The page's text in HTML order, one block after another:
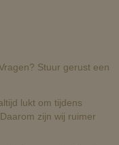
Stuur gerust een
lukt om tijdens
zijn wij ruimer